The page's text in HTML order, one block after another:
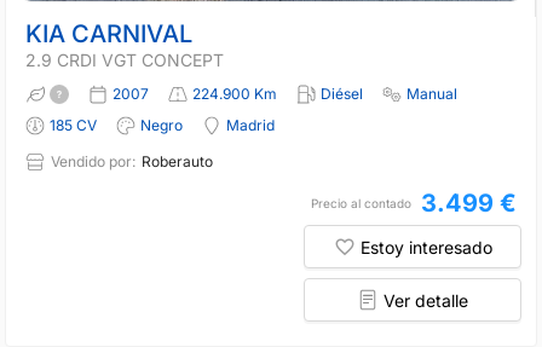
KIA CARNIVAL
2.9 CRDI VGT CONCEPT
2007 224.900 Km Diésel
Manual
185 CV
Negro
Madrid
Vendido por: Roberauto
Precio al contado 3.499 €
Estoy interesado
Ver detalle